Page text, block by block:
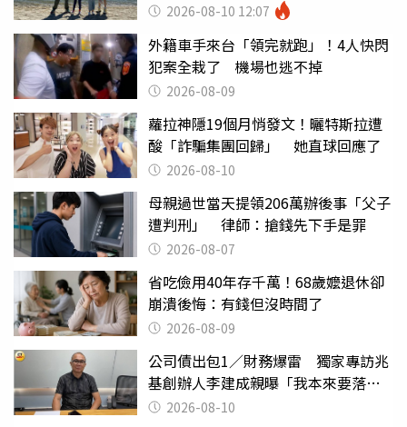
2026-08-10 12:07
外籍車手來台「領完就跑」！4人快閃
犯案全栽了 機場也逃不掉
2026-08-09
蘿拉神隱19個月悄發文！曬特斯拉遭
酸「詐騙集團回歸」 她直球回應了
2026-08-10
母親過世當天提領206萬辦後事「父子
遭判刑」 律師：搶錢先下手是罪
2026-08-07
省吃儉用40年存千萬！68歲嬤退休卻
崩潰後悔：有錢但沒時間了
2026-08-09
公司債出包1／財務爆雷 獨家專訪兆
基創辦人李建成親曝「我本來要落
跑」2026-08-10